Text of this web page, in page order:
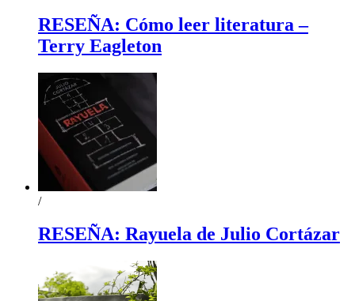
RESEÑA: Cómo leer literatura –
Terry Eagleton
/
RESEÑA: Rayuela de Julio Cortázar